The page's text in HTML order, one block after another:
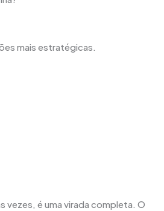
mais estratégicas.
vezes, é uma virada completa. O